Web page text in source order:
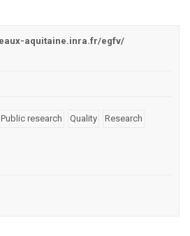
aquitaine.inra.fr/egfv/
Public research Quality Research